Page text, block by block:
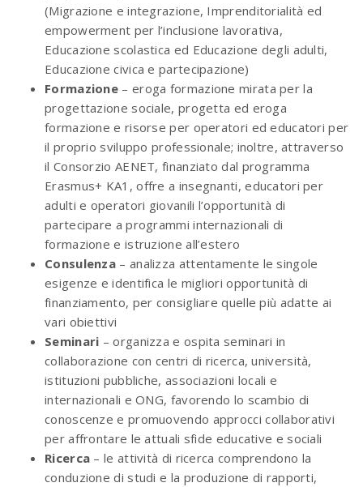
(Migrazione e integrazione, Imprenditorialità ed
empowerment per l’inclusione lavorativa,
Educazione scolastica ed Educazione degli adulti,
Educazione civica e partecipazione)
Formazione – eroga formazione mirata per la
progettazione sociale, progetta ed eroga
formazione e risorse per operatori ed educatori per
il proprio sviluppo professionale; inoltre, attraverso
il Consorzio AENET, finanziato dal programma
Erasmus+ KA1, offre a insegnanti, educatori per
adulti e operatori giovanili l’opportunità di
partecipare a programmi internazionali di
formazione e istruzione all’estero
Consulenza – analizza attentamente le singole
esigenze e identifica le migliori opportunità di
finanziamento, per consigliare quelle più adatte ai
vari obiettivi
Seminari – organizza e ospita seminari in
collaborazione con centri di ricerca, università,
istituzioni pubbliche, associazioni locali e
internazionali e ONG, favorendo lo scambio di
conoscenze e promuovendo approcci collaborativi
per affrontare le attuali sfide educative e sociali
Ricerca – le attività di ricerca comprendono la
conduzione di studi e la produzione di rapporti,